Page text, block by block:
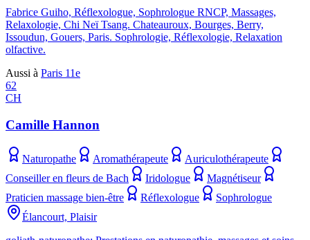
Fabrice Guiho, Réflexologue, Sophrologue RNCP, Massages,
Relaxologie, Chi Neï Tsang. Chateauroux, Bourges, Berry,
Issoudun, Gouers, Paris. Sophrologie, Réflexologie, Relaxation
olfactive.
Aussi à Paris 11e
62
CH
Camille Hannon
Naturopathe Aromathérapeute
Auriculothérapeute
Conseiller en fleurs de Bach
Iridologue
Magnétiseur
Praticien massage bien-être
Réflexologue
Sophrologue
Élancourt, Plaisir